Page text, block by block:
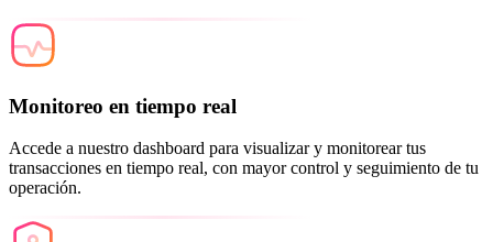
Monitoreo en tiempo real
Accede a nuestro dashboard para visualizar y monitorear tus
transacciones en tiempo real, con mayor control y seguimiento de tu
operación.